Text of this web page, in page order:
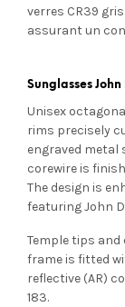
verres CR39
assurant un
Sunglasses
Unisex
rims precisely
engraved metal
corewire is
The design is
featuring John
Temple tips
frame is fitted
reflective (AR)
183.